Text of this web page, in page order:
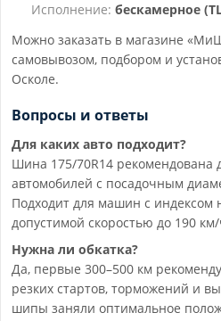
Исполнение: бескамерное
Можно заказать в магазине
самовывозом, подбором и
Осколе.
Вопросы и ответы
Для каких авто подходит?
Шина 175/70R14 рекомендована
автомобилей с посадочным
Подходит для машин с индексом
допустимой скоростью до 190
Нужна ли обкатка?
Да, первые 300–500 км
резких стартов, торможений и
шипы заняли оптимальное